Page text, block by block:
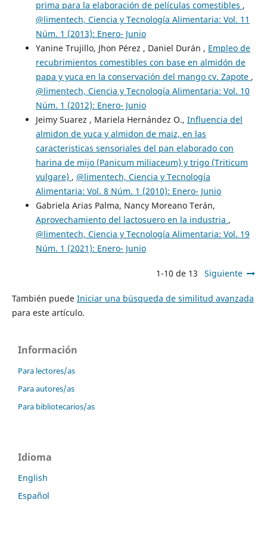
prima para la elaboración de películas comestibles ,
@limentech, Ciencia y Tecnología Alimentaria: Vol. 11
Núm. 1 (2013): Enero- Junio
Yanine Trujillo, Jhon Pérez , Daniel Durán , Empleo de
recubrimientos comestibles con base en almidón de
papa y yuca en la conservación del mango cv. Zapote ,
@limentech, Ciencia y Tecnología Alimentaria: Vol. 10
Núm. 1 (2012): Enero- Junio
Jeimy Suarez , Mariela Hernández O., Influencia del
almidon de yuca y almidon de maiz, en las
caracteristicas sensoriales del pan elaborado con
harina de mijo (Panicum miliaceum) y trigo (Triticum
vulgare) , @limentech, Ciencia y Tecnología
Alimentaria: Vol. 8 Núm. 1 (2010): Enero- Junio
Gabriela Arias Palma, Nancy Moreano Terán,
Aprovechamiento del lactosuero en la industria ,
@limentech, Ciencia y Tecnología Alimentaria: Vol. 19
Núm. 1 (2021): Enero- Junio
1-10 de 13 Siguiente
También puede Iniciar una búsqueda de similitud avanzada
para este artículo.
Información
Para lectores/as
Para autores/as
Para bibliotecarios/as
Idioma
English
Español